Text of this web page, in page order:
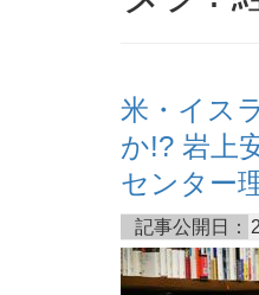
米・イス
か!? 岩上
センター
記事公開日：